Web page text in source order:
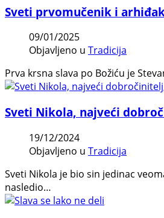
Sveti prvomučenik i
09/01/2025
Objavljeno u Tradicija
Prva krsna slava po Božiću je
Sveti Nikola, najveći
19/12/2024
Objavljeno u Tradicija
Sveti Nikola je bio sin jedinac
nasledio…